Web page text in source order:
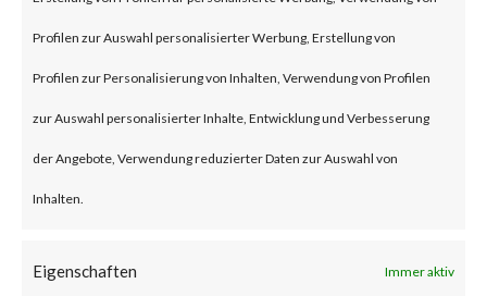
Profilen zur Auswahl personalisierter Werbung, Erstellung von
Profilen zur Personalisierung von Inhalten, Verwendung von Profilen
zur Auswahl personalisierter Inhalte, Entwicklung und Verbesserung
der Angebote, Verwendung reduzierter Daten zur Auswahl von
Inhalten.
Eigenschaften Immer aktiv
authentication and obtain
administrative access.
CVE-2016-20016: A command
injection vulnerability in
multiple MVPower CCTV DVR